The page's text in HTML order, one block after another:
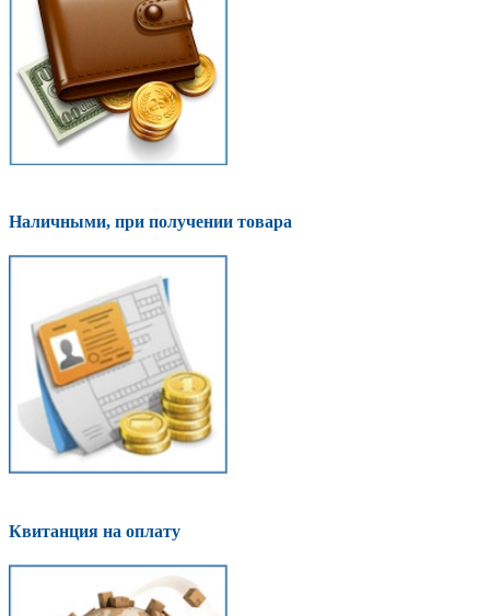
Наличными, при получении товара
Квитанция на оплату